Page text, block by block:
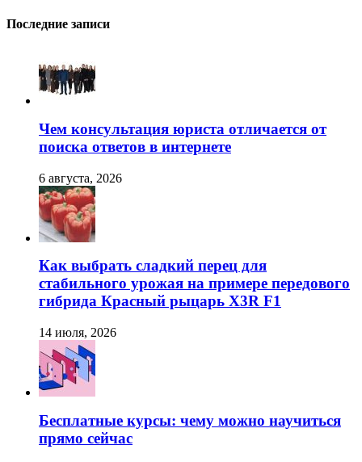
Последние записи
Чем консультация юриста отличается от
поиска ответов в интернете
6 августа, 2026
Как выбрать сладкий перец для
стабильного урожая на примере передового
гибрида Красный рыцарь X3R F1
14 июля, 2026
Бесплатные курсы: чему можно научиться
прямо сейчас